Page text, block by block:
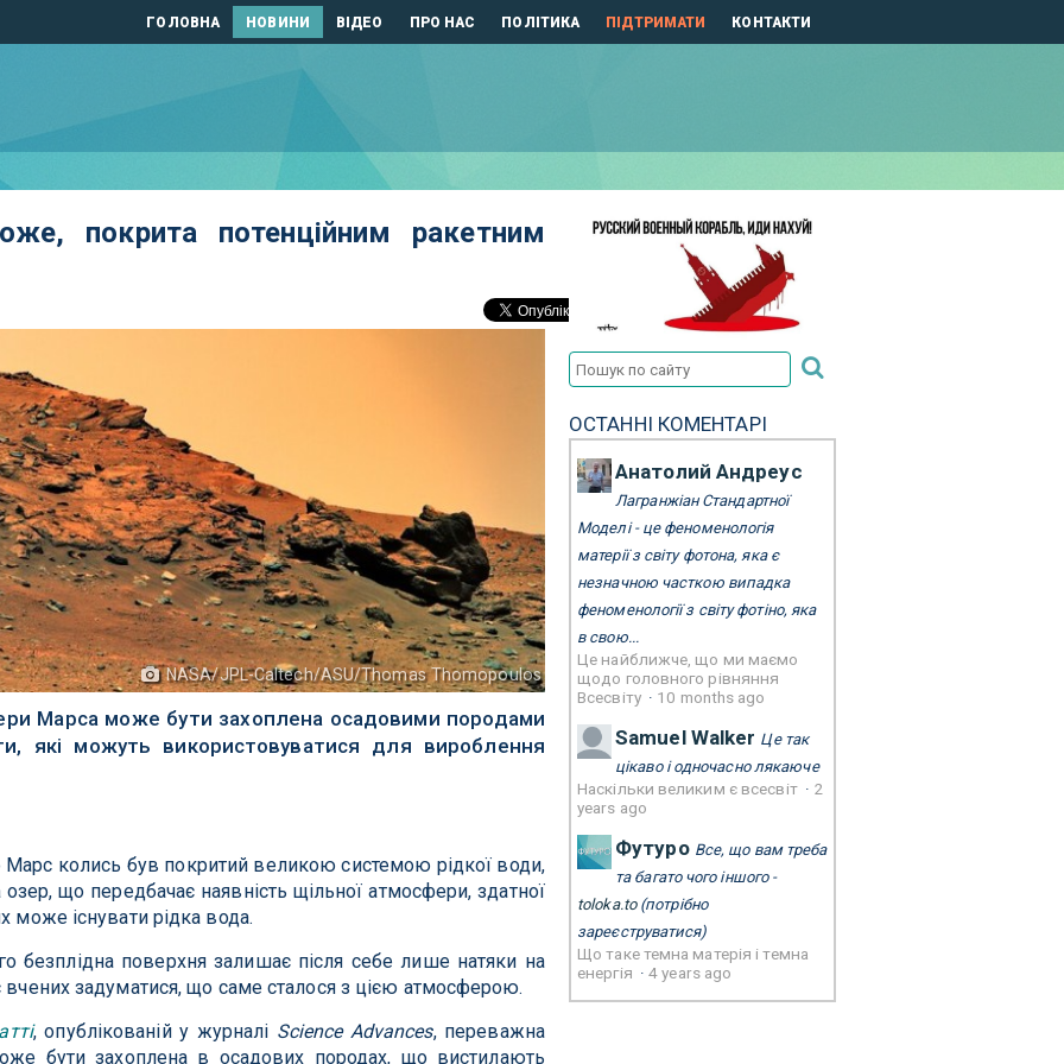
ГОЛОВНА НОВИНИ ВІДЕО ПРО НАС ПОЛІТИКА ПІДТРИМАТИ КОНТАКТИ
покрита потенційним ракетним
NASA/JPL-Caltech/ASU/Thomas Thomopoulos
Марса може бути захоплена осадовими породами
які можуть використовуватися для вироблення
колись був покритий великою системою рідкої води,
що передбачає наявність щільної атмосфери, здатної
може існувати рідка вода.
безплідна поверхня залишає після себе лише натяки на
вчених задуматися, що саме сталося з цією атмосферою.
, опублікованій у журналі Science Advances, переважна
бути захоплена в осадових породах, що вистилають
ОСТАННІ КОМЕНТАРІ
Анатолий Андреус
Лагранжіан Стандартної
Моделі - це феноменологія
матерії з світу фотона, яка є
незначною часткою випадка
феноменології з світу фотіно, яка
в свою...
Це найближче, що ми маємо
щодо головного рівняння
Всесвіту · 10 months ago
Samuel Walker Це так
цікаво і одночасно лякаюче
Наскільки великим є всесвіт · 2
years ago
Футуро Все, що вам треба
та багато чого іншого -
toloka.to(потрібно
зареєструватися)
Що таке темна матерія і темна
енергія ·4 years ago